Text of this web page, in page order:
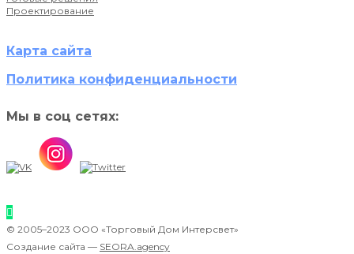
Проектирование
Карта сайта
Политика конфиденциальности
Мы в соц сетях:
© 2005–2023 ООО «Торговый Дом Интерсвет»
Создание сайта — SEORA.agency